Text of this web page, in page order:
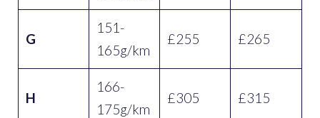
G
151-
165g/km
£255 £265
H
166-
175g/km
£305 £315